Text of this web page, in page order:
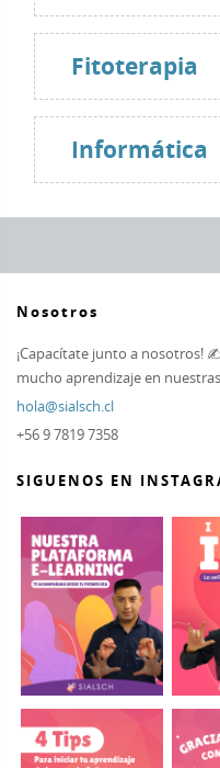
Fitoterapia
Informática
Nosotros
¡Capacítate junto a nosotros!
mucho aprendizaje en
hola@sialsch.cl
+56 9 7819 7358
SIGUENOS EN